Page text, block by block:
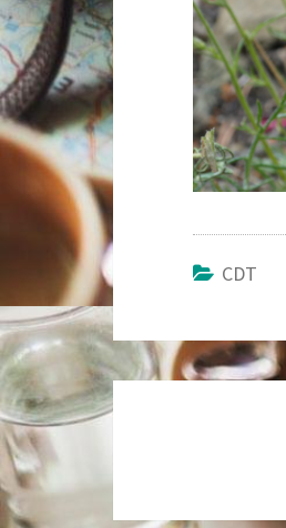
CDT
Navigation